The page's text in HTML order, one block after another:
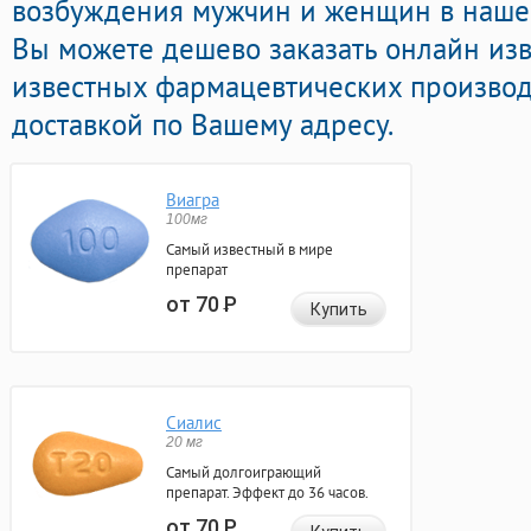
возбуждения мужчин и женщин в
Вы можете дешево заказать онлайн
известных фармацевтических
доставкой по Вашему адресу.
Виагра
100мг
Самый известный в мире
препарат
от 70Р Купить
Сиалис
20 мг
Самый долгоиграющий
препарат. Эффект до 36 часов.